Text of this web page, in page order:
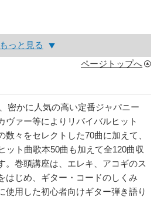
もっと見る
ページトップへ
密かに人気の高い定番ジャパニー
ヴァー等によりリバイバルヒット
数々をセレクトした70曲に加えて、
ット曲歌本50曲も加えて全120曲収
。巻頭講座は、エレキ、アコギのス
はじめ、ギター・コードのしくみ
使用した初心者向けギター弾き語り